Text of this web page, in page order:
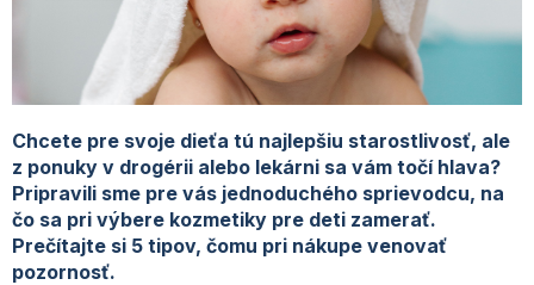
Chcete pre svoje dieťa tú najlepšiu starostlivosť, ale
z ponuky v drogérii alebo lekárni sa vám točí hlava?
Pripravili sme pre vás jednoduchého sprievodcu, na
čo sa pri výbere kozmetiky pre deti zamerať.
Prečítajte si 5 tipov, čomu pri nákupe venovať
pozornosť.